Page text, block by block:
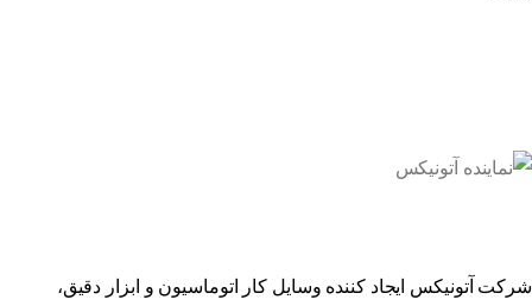
شرکت آتونیکس ایجاد کننده وسایل کار اتوماسیون و ابزار دقیق،